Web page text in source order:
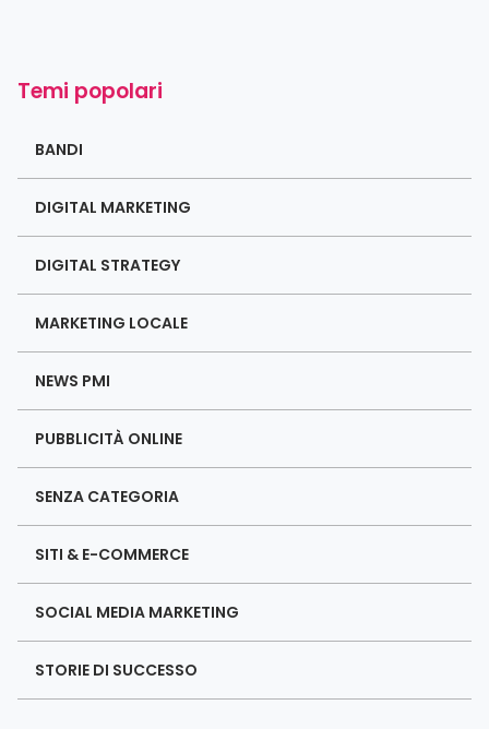
Temi popolari
BANDI
DIGITAL MARKETING
DIGITAL STRATEGY
MARKETING LOCALE
NEWS PMI
PUBBLICITÀ ONLINE
SENZA CATEGORIA
SITI & E-COMMERCE
SOCIAL MEDIA MARKETING
STORIE DI SUCCESSO